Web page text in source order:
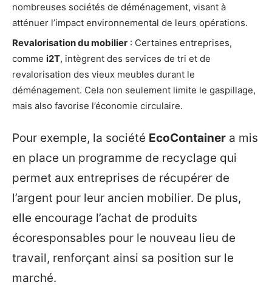
nombreuses sociétés de déménagement, visant à
atténuer l’impact environnemental de leurs opérations.
Revalorisation du mobilier : Certaines entreprises,
comme i2T, intègrent des services de tri et de
revalorisation des vieux meubles durant le
déménagement. Cela non seulement limite le gaspillage,
mais also favorise l’économie circulaire.
Pour exemple, la société EcoContainer a mis
en place un programme de recyclage qui
permet aux entreprises de récupérer de
l’argent pour leur ancien mobilier. De plus,
elle encourage l’achat de produits
écoresponsables pour le nouveau lieu de
travail, renforçant ainsi sa position sur le
marché.